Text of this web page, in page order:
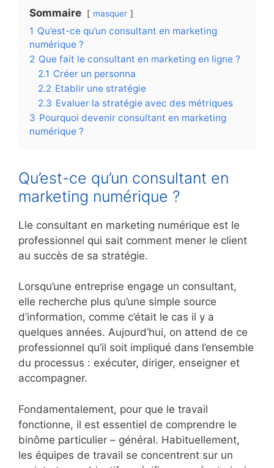
Sommaire masquer
1 Qu’est-ce qu’un consultant en marketing
numérique ?
2 Que fait le consultant en marketing en ligne ?
2.1 Créer un personna
2.2 Etablir une stratégie
2.3 Evaluer la stratégie avec des métriques
3 Pourquoi devenir consultant en marketing
numérique ?
Qu’est-ce qu’un consultant en
marketing numérique ?
Lle consultant en marketing numérique est le
professionnel qui sait comment mener le client
au succès de sa stratégie.
Lorsqu’une entreprise engage un consultant,
elle recherche plus qu’une simple source
d’information, comme c’était le cas il y a
quelques années. Aujourd’hui, on attend de ce
professionnel qu’il soit impliqué dans l’ensemble
du processus : exécuter, diriger, enseigner et
accompagner.
Fondamentalement, pour que le travail
fonctionne, il est essentiel de comprendre le
binôme particulier – général. Habituellement,
les équipes de travail se concentrent sur un